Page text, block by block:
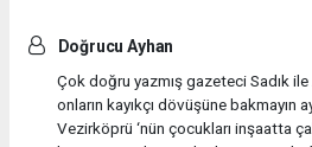
Doğrucu Ayhan
Çok doğru yazmış gazeteci Sadık
onların kayıkçı dövüşüne bakmayın
Vezirköprü ‘nün çocukları inşaatta